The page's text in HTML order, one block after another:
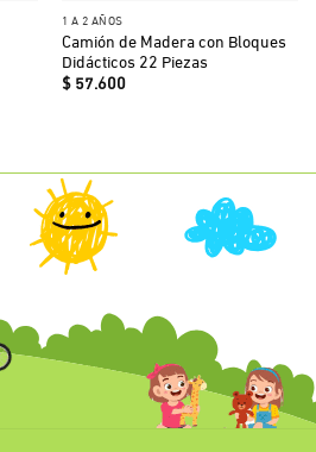
1 A 2 AÑOS
Camión de Madera con Bloques
Didácticos 22 Piezas
$57.600